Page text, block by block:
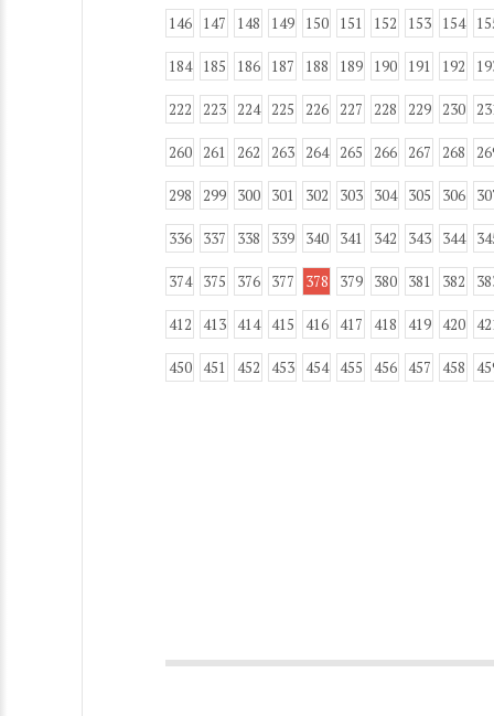
146 147 148 149 150 151 152 153 154
184 185 186 187 188 189 190 191 192
222 223 224 225 226 227 228 229 230
260 261 262 263 264 265 266 267 268
298 299 300 301 302 303 304 305 306
336 337 338 339 340 341 342 343 344
374 375 376 377 378 379 380 381 382
412 413 414 415 416 417 418 419 420
450 451 452 453 454 455 456 457 458